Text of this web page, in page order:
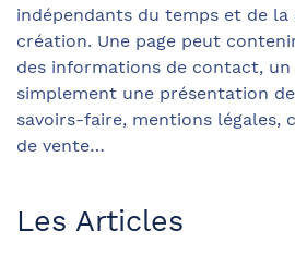
indépendants du temps et de
création. Une page peut
des informations de contact,
simplement une présentation
savoirs-faire, mentions légales,
de vente…
Les Articles